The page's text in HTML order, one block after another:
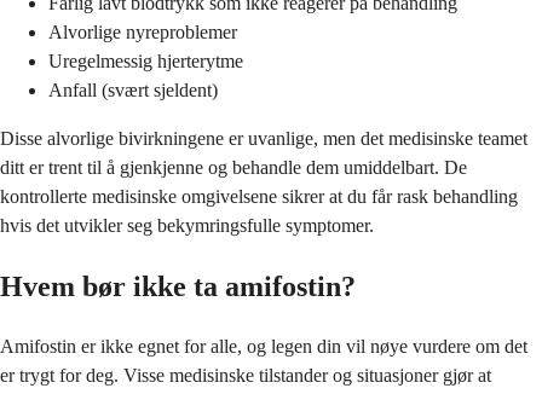
Alvorlige nyreproblemer
Uregelmessig hjerterytme
Anfall (svært sjeldent)
Disse alvorlige bivirkningene er uvanlige, men det medisinske teamet
ditt er trent til å gjenkjenne og behandle dem umiddelbart. De
kontrollerte medisinske omgivelsene sikrer at du får rask behandling
hvis det utvikler seg bekymringsfulle symptomer.
Hvem bør ikke ta amifostin?
Amifostin er ikke egnet for alle, og legen din vil nøye vurdere om det
er trygt for deg. Visse medisinske tilstander og situasjoner gjør at